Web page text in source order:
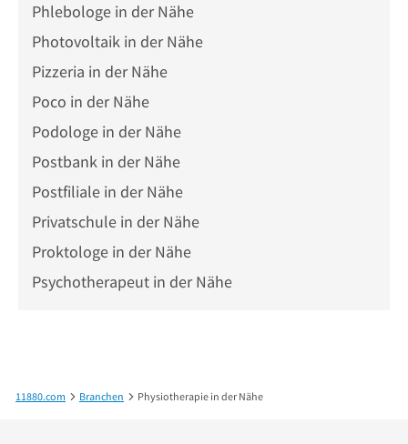
Phlebologe in der Nähe
Photovoltaik in der Nähe
Pizzeria in der Nähe
Poco in der Nähe
Podologe in der Nähe
Postbank in der Nähe
Postfiliale in der Nähe
Privatschule in der Nähe
Proktologe in der Nähe
Psychotherapeut in der Nähe
11880.com Branchen Physiotherapie in der Nähe